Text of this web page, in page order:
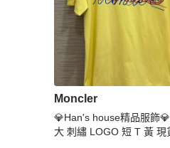
Moncler
💎Han's house精品服飾
大 刺繡 LOGO 短 T 黃 現